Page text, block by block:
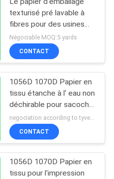
texturisé pré lavable à
fibres pour des usines
élèvent le papier 0.55mm
Négociable MOQ:5 yards
CONTACT
1056D 1070D Papier en
tissu étanche à l' eau non
déchirable pour sacoche
de femme
negociation according to tyvek paper customized size and quantity MOQ:100 mètres carrés
CONTACT
1056D 1070D Papier en
tissu pour l'impression